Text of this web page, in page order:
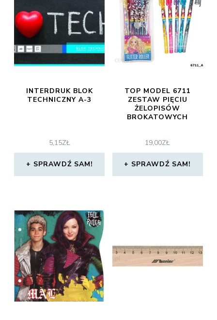
INTERDRUK BLOK
TECHNICZNY A-3
5,15ZŁ
SPRAWDŹ SAM!
TOP MODEL 6711
ZESTAW PIĘCIU
ŻELOPISÓW
BROKATOWYCH
19,00ZŁ
SPRAWDŹ SAM!